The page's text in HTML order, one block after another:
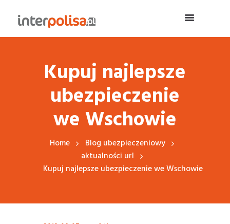
Kupuj najlepsze
ubezpieczenie
we Wschowie
Home
Blog ubezpieczeniowy
aktualności url
Kupuj najlepsze ubezpieczenie we Wschowie